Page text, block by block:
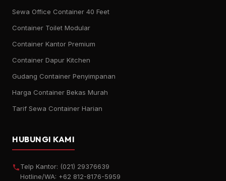
Sewa Office Container 40 Feet
Container Toilet Modular
Container Kantor Premium
Container Dapur Kitchen
Gudang Container Penyimpanan
Harga Container Bekas Murah
Tarif Sewa Container Harian
HUBUNGI KAMI
Telp Kantor: (021) 29376639
Hotline/WA: +62 812-8176-5959